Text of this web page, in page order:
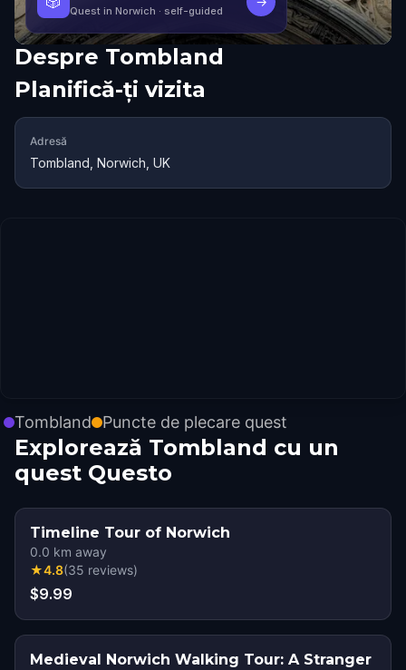
Quest in Norwich · self-guided
Despre Tombland
Planifică-ți vizita
Adresă
Tombland, Norwich, UK
Tombland Puncte de plecare quest
Explorează Tombland cu un
quest Questo
Timeline Tour of Norwich
0.0 km away
★4.8(35 reviews)
$9.99
Medieval Norwich Walking Tour: A Stranger